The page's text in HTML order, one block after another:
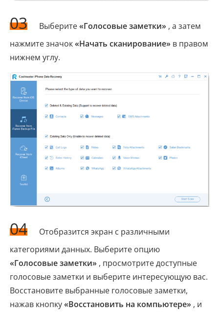
03 Выберите«Голосовые заметки» , а затем
нажмите значок«Начать сканирование» в правом
нижнем углу.
04
Отобразится экран с различными
категориями данных. Выберите опцию
«Голосовые заметки» , просмотрите доступные
голосовые заметки и выберите интересующую вас.
Восстановите выбранные голосовые заметки,
нажав кнопку«Восстановить на компьютере» , и